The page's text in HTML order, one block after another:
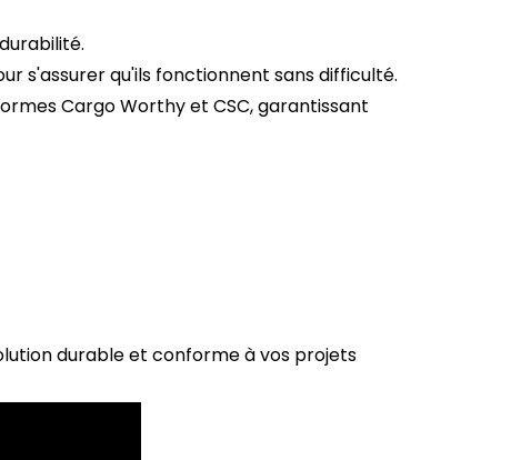
s'assurer qu'ils fonctionnent sans difficulté.
Cargo Worthy et CSC, garantissant
durable et conforme à vos projets